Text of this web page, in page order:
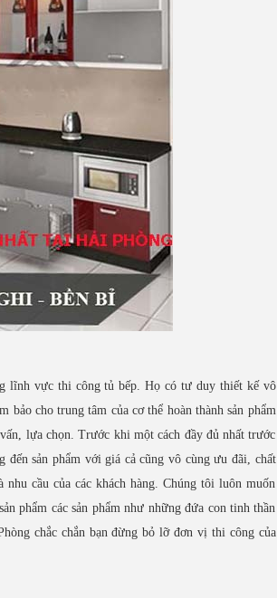
lĩnh vực thi công tủ bếp. Họ có tư duy thiết kế vô
bảo cho trung tâm của cơ thể hoàn thành sản phẩm
lựa chọn. Trước khi một cách đầy đủ nhất trước
sản phẩm với giá cả cũng vô cùng ưu đãi, chất
cầu của các khách hàng. Chúng tôi luôn muốn
phẩm các sản phẩm như những đứa con tinh thần
chắc chắn bạn đừng bỏ lỡ đơn vị thi công của